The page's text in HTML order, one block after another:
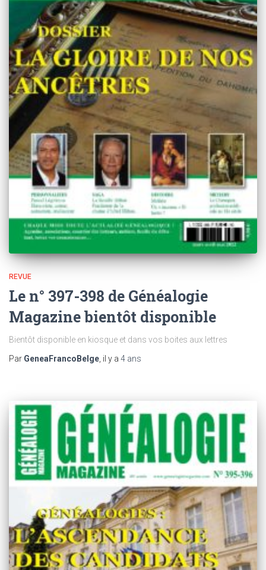
REVUE
Le n° 397-398 de Généalogie
Magazine bientôt disponible
Bientôt disponible en kiosque et dans vos boites aux lettres
Par GeneaFrancoBelge , il y a 4 ans